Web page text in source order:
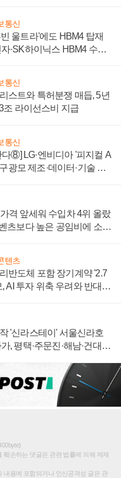
통신
울트라'에도 HBM4 탑재
·SK하이닉스 HBM4 수율
통신
스트와 특허분쟁 매듭, 5년
조 라이선스비 지급
통신
다⑧] LG·엔비디아 '피지컬 A
광모 제조·데이터·기술 결
격 앞세워 수입차 4위 올랐
츠보다 높은 공임비에 소비
텐츠
반도체 포함 장기계약 '2.7
AI 투자 위축 우려와 반대
'신라스테이' 서울신라호
, 평택·주문진·해남·건대로
손하는 댓글은 관련 법률에 의해 제재
내용에 포함되거나 인신공격성 글은 관